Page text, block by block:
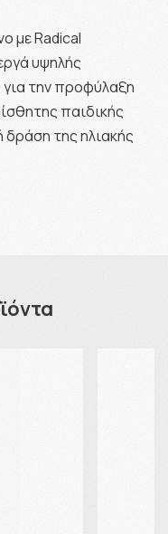
με Radical
υψηλής
την προφύλαξη
παιδικής
της ηλιακής